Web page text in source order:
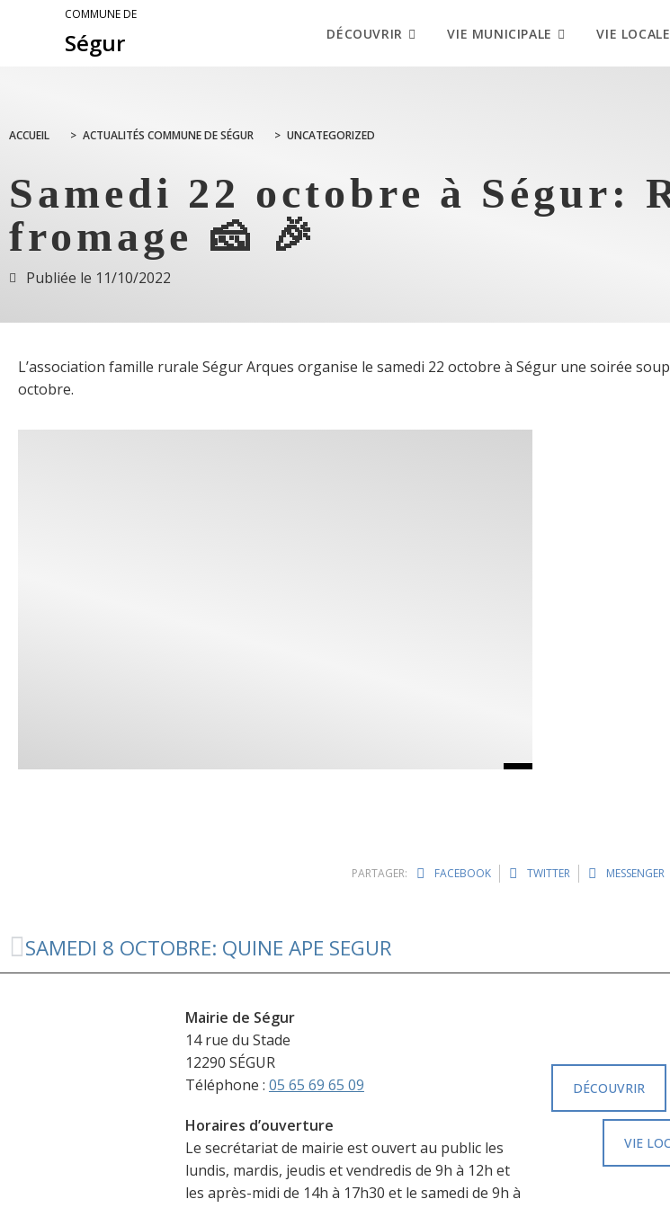
COMMUNE DE
Ségur DÉCOUVRIR VIE MUNICIPALE VIE LOCALE
ACCUEIL > ACTUALITÉS COMMUNE DE SÉGUR > UNCATEGORIZED
Samedi 22 octobre à Ségur:
fromage 🧀 🎉
Publiée le 11/10/2022
L’association famille rurale Ségur Arques organise le samedi 22 octobre à Ségur une soirée
octobre.
PARTAGER: FACEBOOK TWITTER MESSENGER
SAMEDI 8 OCTOBRE: QUINE APE SEGUR
Mairie de Ségur
14 rue du Stade
12290 SÉGUR
Téléphone : 05 65 69 65 09
Horaires d’ouverture
Le secrétariat de mairie est ouvert au public les
lundis, mardis, jeudis et vendredis de 9h à 12h et
les après-midi de 14h à 17h30 et le samedi de 9h à
DÉCOUVRIR
VIE